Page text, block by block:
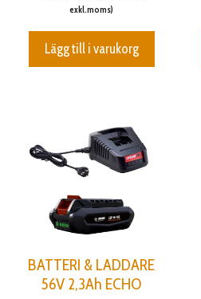
exkl.moms)
Lägg till i varukorg
BATTERI & LADDARE
56V 2,3Ah ECHO